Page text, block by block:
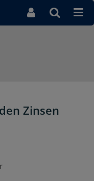
Zinsen